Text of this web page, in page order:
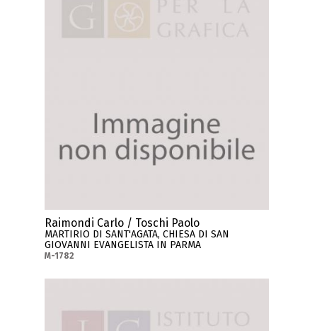
Raimondi Carlo / Toschi Paolo
MARTIRIO DI SANT'AGATA, CHIESA DI SAN
GIOVANNI EVANGELISTA IN PARMA
M-1782